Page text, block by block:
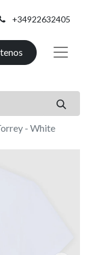
+34922632405
- White